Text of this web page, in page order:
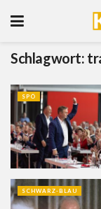
Schlagwort:
SPÖ
SCHWARZ-BLAU